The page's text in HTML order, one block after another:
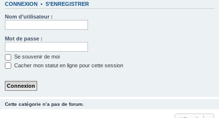
e
CONNEXION • S’ENREGISTRER
Nom d’utilisateur :
Mot de passe :
Se souvenir de moi
Cacher mon statut en ligne pour cette session
Cette catégorie n’a pas de forum.